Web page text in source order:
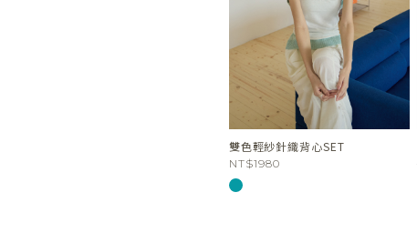
雙色輕紗針織背心SET
NT$1980